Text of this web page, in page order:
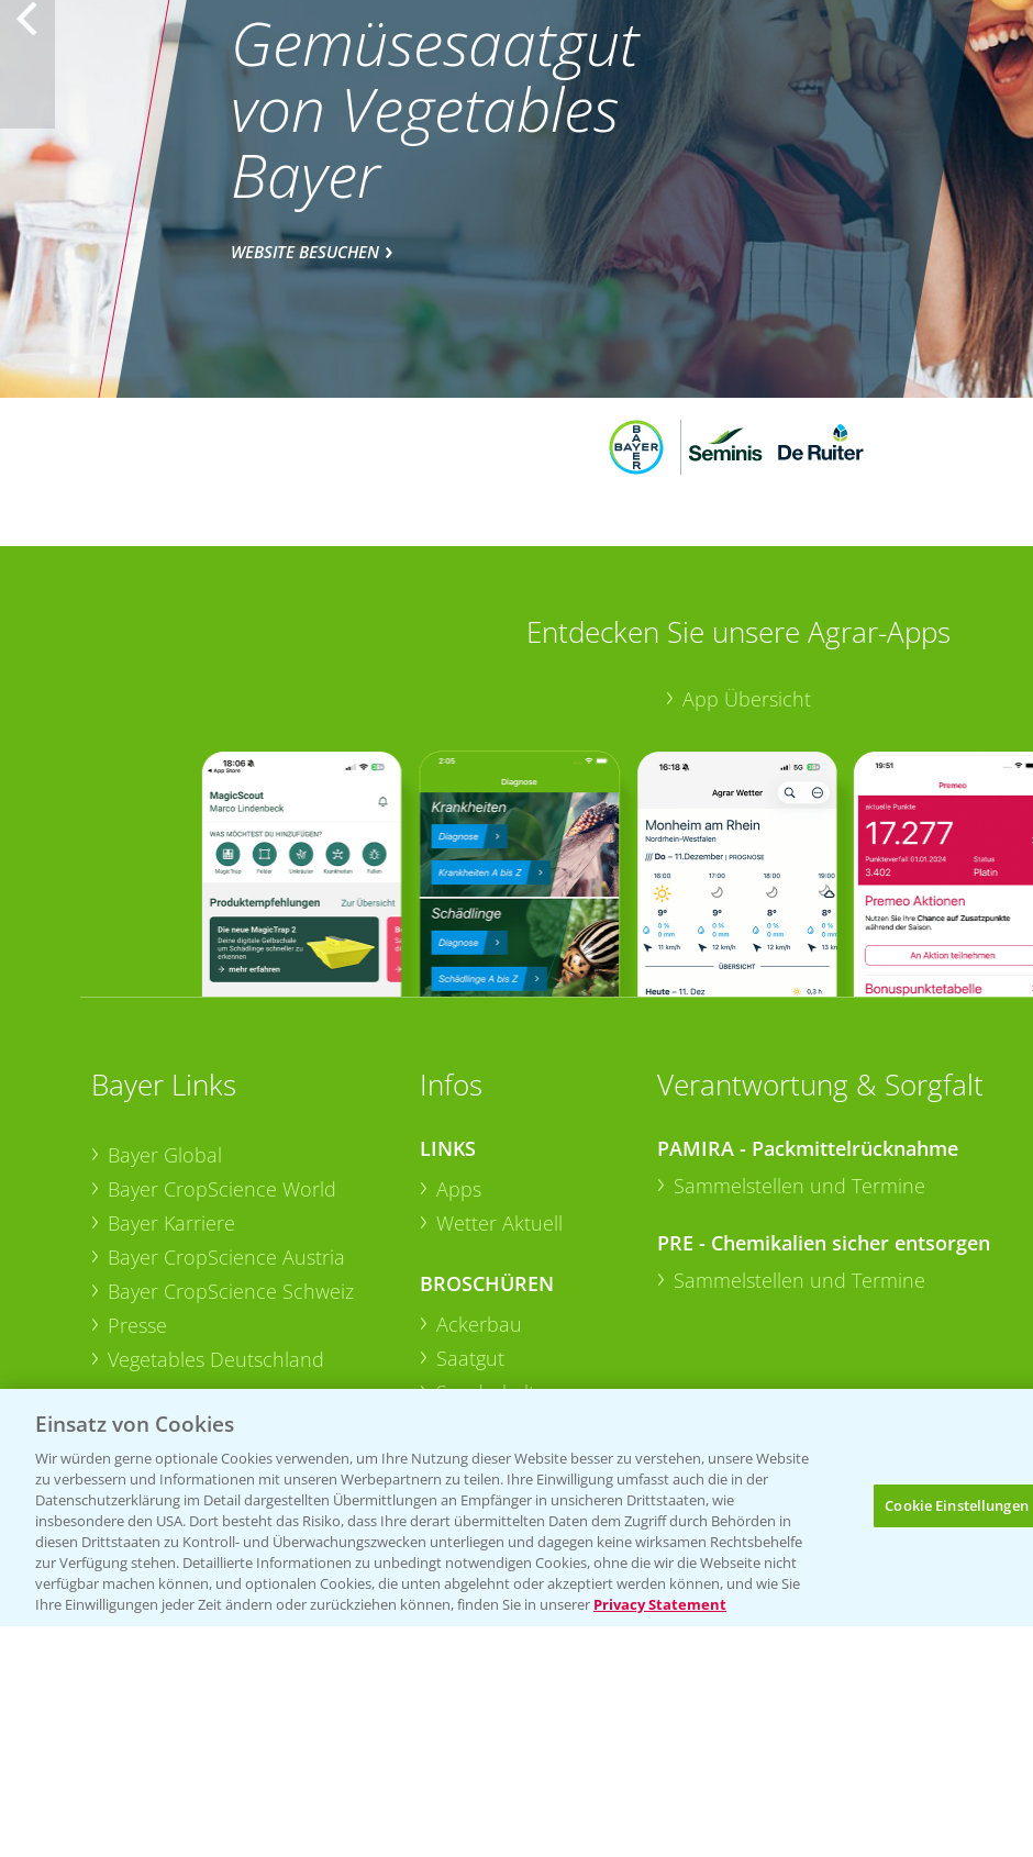
Bis zu 4 Produkte vergleichen:
Gemüsesaatgut
von Vegetables
Bayer
WEBSITE BESUCHEN
Entdecken Sie unsere Agrar-Apps
App Übersicht
Bayer Links
Bayer Global
Bayer CropScience World
Bayer Karriere
Bayer CropScience Austria
Bayer CropScience Schweiz
Presse
Vegetables Deutschland
Infos
LINKS
Apps
Wetter Aktuell
BROSCHÜREN
Ackerbau
Saatgut
Sonderkulturen
Verantwortung & Sorgfalt
PAMIRA - Packmittelrücknahme
Sammelstellen und Termine
PRE - Chemikalien sicher entsorgen
Sammelstellen und Termine
Folgen Sie uns
Einsatz von Cookies
Wir würden gerne optionale Cookies verwenden, um Ihre Nutzung dieser Website besser zu verstehen, unsere Website
zu verbessern und Informationen mit unseren Werbepartnern zu teilen. Ihre Einwilligung umfasst auch die in der
Datenschutzerklärung im Detail dargestellten Übermittlungen an Empfänger in unsicheren Drittstaaten, wie
insbesondere den USA. Dort besteht das Risiko, dass Ihre derart übermittelten Daten dem Zugriff durch Behörden in
diesen Drittstaaten zu Kontroll- und Überwachungszwecken unterliegen und dagegen keine wirksamen Rechtsbehelfe
zur Verfügung stehen. Detaillierte Informationen zu unbedingt notwendigen Cookies, ohne die wir die Webseite nicht
verfügbar machen können, und optionalen Cookies, die unten abgelehnt oder akzeptiert werden können, und wie Sie
Ihre Einwilligungen jeder Zeit ändern oder zurückziehen können, finden Sie in unserer Privacy Statement
Cookie Einstellungen